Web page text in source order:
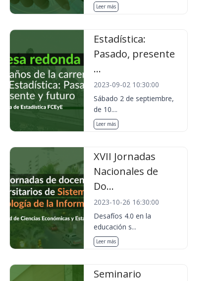
Leer más
Estadística:
Pasado, presente
...
2023-09-02 10:30:00
Sábado 2 de septiembre,
de 10....
Leer más
XVII Jornadas
Nacionales de
Do...
2023-10-26 16:30:00
Desafíos 4.0 en la
educación s...
Leer más
Seminario